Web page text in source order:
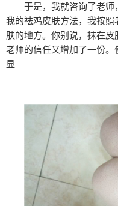
于是，我就咨询了老
我的祛鸡皮肤方法，我按
肤的地方。你别说，抹在
老师的信任又增加了一份。
显